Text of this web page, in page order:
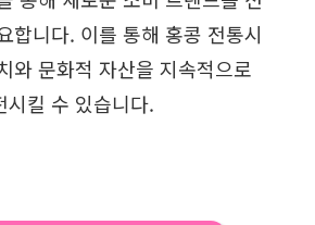
합니다. 이를 통해 홍콩 전통시
와 문화적 자산을 지속적으로
시킬 수 있습니다.